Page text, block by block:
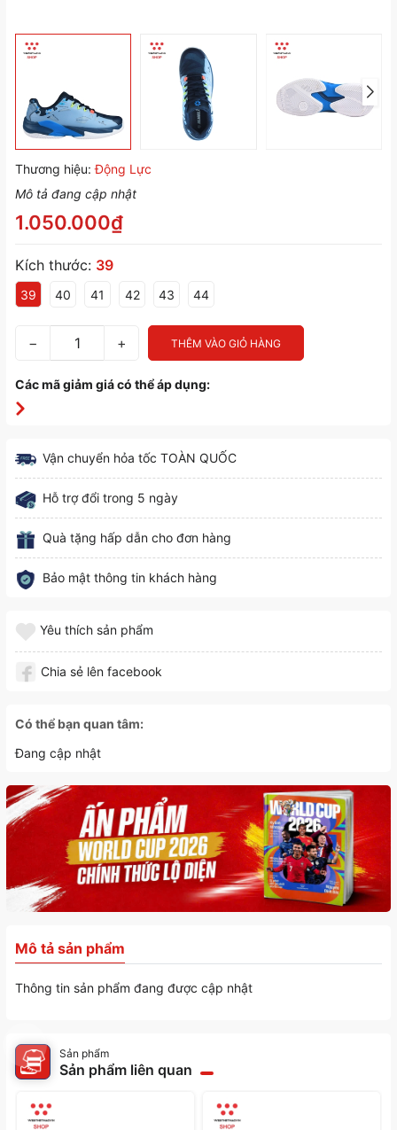
Thương hiệu: Động Lực
Mô tả đang cập nhật
1.050.000₫
Kích thước: 39
39 40 41 42 43 44
− + THÊM VÀO GIỎ HÀNG
Các mã giảm giá có thể áp dụng:
Vận chuyển hỏa tốc TOÀN QUỐC
Hỗ trợ đổi trong 5 ngày
Quà tặng hấp dẫn cho đơn hàng
Bảo mật thông tin khách hàng
Yêu thích sản phẩm
Chia sẻ lên facebook
Có thể bạn quan tâm:
Đang cập nhật
Mô tả sản phẩm
Thông tin sản phẩm đang được cập nhật
Sản phẩm
Sản phẩm liên quan